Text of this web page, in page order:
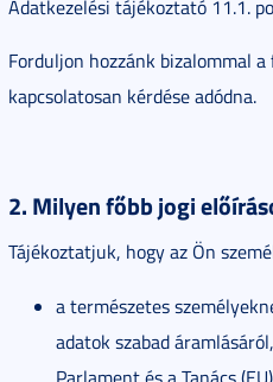
Adatkezelési tájékoztató 11.1.
Forduljon hozzánk bizalommal
kapcsolatosan kérdése adódna.
2. Milyen főbb jogi
Tájékoztatjuk, hogy az Ön
a természetes
adatok szabad